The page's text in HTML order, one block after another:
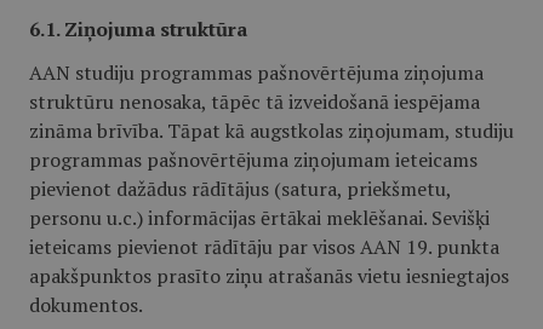
6.1. Ziņojuma struktūra
AAN studiju programmas pašnovērtējuma ziņojuma
struktūru nenosaka, tāpēc tā izveidošanā iespējama
zināma brīvība. Tāpat kā augstkolas ziņojumam, studiju
programmas pašnovērtējuma ziņojumam ieteicams
pievienot dažādus rādītājus (satura, priekšmetu,
personu u.c.) informācijas ērtākai meklēšanai. Sevišķi
ieteicams pievienot rādītāju par visos AAN 19. punkta
apakšpunktos prasīto ziņu atrašanās vietu iesniegtajos
dokumentos.